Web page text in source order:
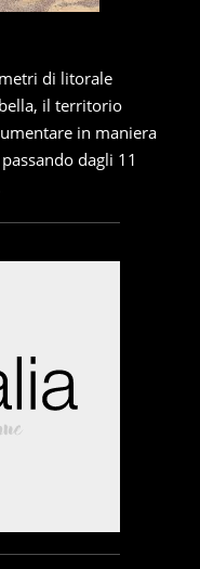
di litorale
il territorio
in maniera
dagli 11